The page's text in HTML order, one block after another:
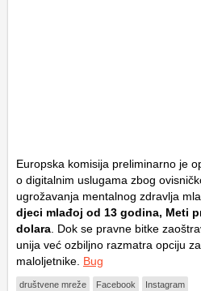
Europska komisija preliminarno je
o digitalnim uslugama zbog
ugrožavanja mentalnog zdravlja
djeci mlađoj od 13 godina, Meti
dolara . Dok se pravne bitke
unija već ozbiljno razmatra opciju
maloljetnike. Bug
društvene mreže Facebook Instagram